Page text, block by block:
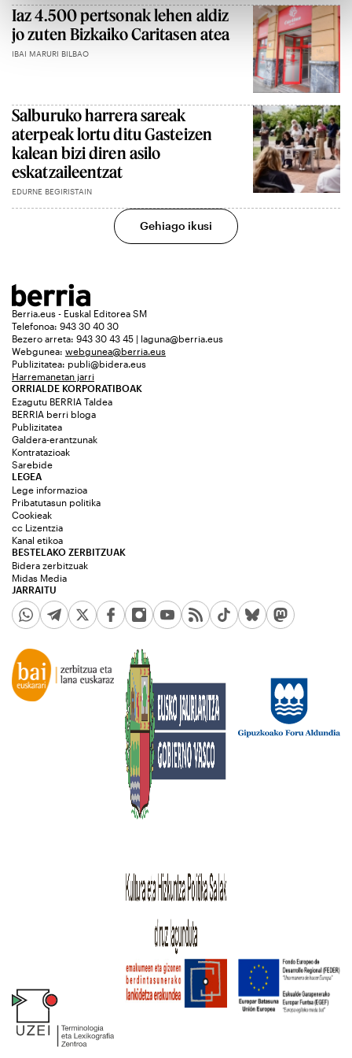
Iaz 4.500 pertsonak lehen aldiz
jo zuten Bizkaiko Caritasen atea
IBAI MARURI BILBAO
Salburuko harrera sareak
aterpeak lortu ditu Gasteizen
kalean bizi diren asilo
eskatzaileentzat
EDURNE BEGIRISTAIN
Gehiago ikusi
Berria.eus - Euskal Editorea SM
Telefonoa: 943 30 40 30
Bezero arreta: 943 30 43 45 | laguna@berria.eus
Webgunea: webgunea@berria.eus
Publizitatea: publi@bidera.eus
Harremanetan jarri
ORRIALDE KORPORATIBOAK
Ezagutu BERRIA Taldea
BERRIA berri bloga
Publizitatea
Galdera-erantzunak
Kontratazioak
Sarebide
JARRAITU
LEGEA
Lege informazioa
Pribatutasun politika
Cookieak
cc Lizentzia
Kanal etikoa
BESTELAKO ZERBITZUAK
Bidera zerbitzuak
Midas Media